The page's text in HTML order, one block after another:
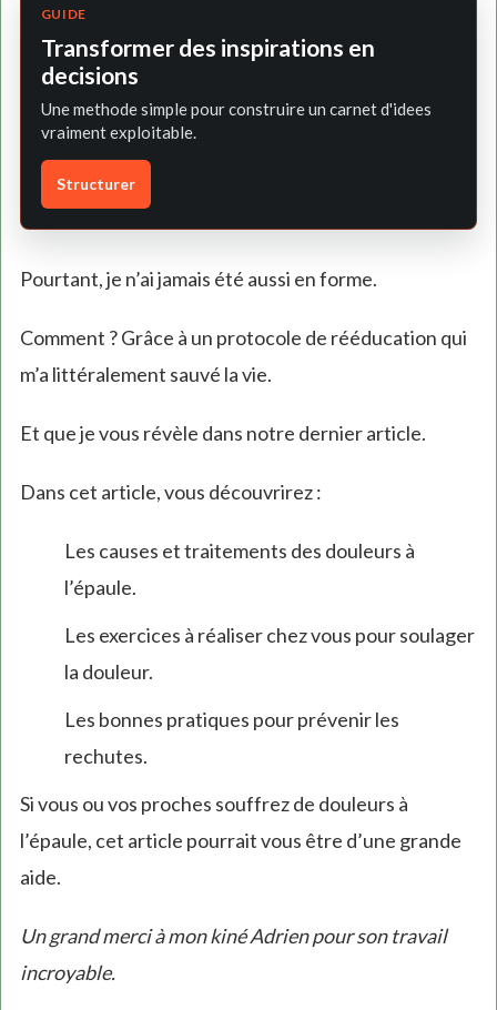
GUIDE
Transformer des inspirations en
decisions
Une methode simple pour construire un carnet d'idees
vraiment exploitable.
Structurer
Pourtant, je n’ai jamais été aussi en forme.
Comment ? Grâce à un protocole de rééducation qui
m’a littéralement sauvé la vie.
Et que je vous révèle dans notre dernier article.
Dans cet article, vous découvrirez :
Les causes et traitements des douleurs à
l’épaule.
Les exercices à réaliser chez vous pour soulager
la douleur.
Les bonnes pratiques pour prévenir les
rechutes.
Si vous ou vos proches souffrez de douleurs à
l’épaule, cet article pourrait vous être d’une grande
aide.
Un grand merci à mon kiné Adrien pour son travail
incroyable.